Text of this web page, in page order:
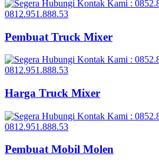
Pembuat Truck Mixer
Harga Truck Mixer
Pembuat Mobil Molen